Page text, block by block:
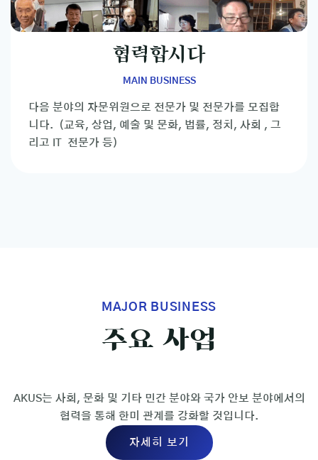
협력합시다
MAIN BUSINESS
다음 분야의 자문위원으로 전문가 및 전문가를 모집합
니다. (교육, 상업, 예술 및 문화, 법률, 정치, 사회 , 그
리고 IT 전문가 등)
MAJOR BUSINESS
주요사업
AKUS는 사회, 문화 및 기타 민간 분야와 국가 안보 분야에서의
협력을 통해 한미 관계를 강화할 것입니다.
자세히 보기